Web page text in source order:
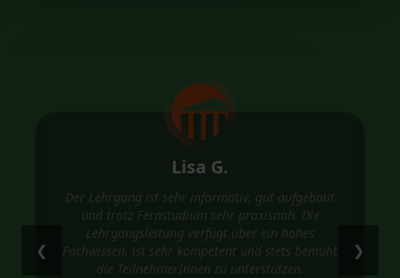
Lisa G.
Der Lehrgang ist sehr informativ, gut aufgebaut
und trotz Fernstudium sehr praxisnah. Die
Lehrgangsleitung verfügt über ein hohes
Fachwissen, ist sehr kompetent und stets bemüht
die TeilnehmerInnen zu unterstützen.
❮ ❯